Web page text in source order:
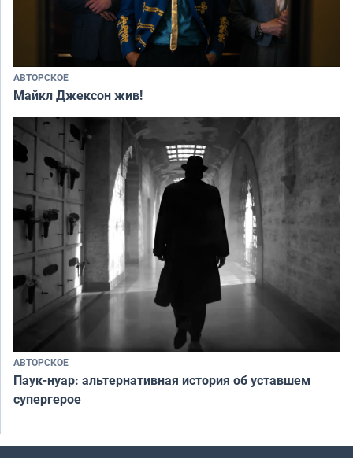
АВТОРСКОЕ
Майкл Джексон жив!
АВТОРСКОЕ
Паук-нуар: альтернативная история об уставшем
супергерое